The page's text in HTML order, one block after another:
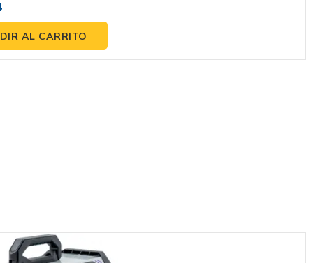
Aluminio Y
AL CARRITO